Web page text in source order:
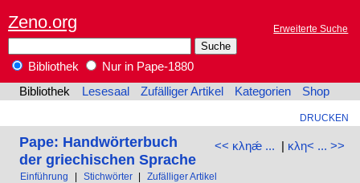
Zeno.org Erweiterte Suche
Bibliothek
Nur in Pape-1880
Bibliothek
Lesesaal Zufälliger Artikel Kategorien Shop
DRUCKEN
<< κληǽ ... | κλη< ... >>
Pape: Handwörterbuch
der griechischen Sprache
Einführung Stichwörter Zufälliger Artikel